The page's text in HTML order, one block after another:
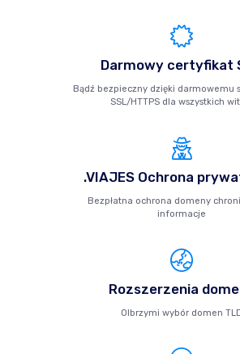
Darmowy certyfikat
Bądź bezpieczny dzięki darmowemu
SSL/HTTPS dla wszystkich
.VIAJES Ochrona
Bezpłatna ochrona domeny
informacje
Rozszerzenia
Olbrzymi wybór domen